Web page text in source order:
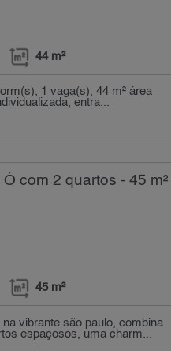
44 m²
1 vaga(s), 44 m² área
entra...
com 2 quartos - 45 m²
45 m²
vibrante são paulo, combina
espaçosos, uma charm...